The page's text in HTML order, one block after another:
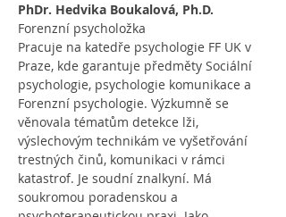
PhDr. Hedvika Boukalová, Ph.D.
Forenzní psycholožka
Pracuje na katedře psychologie FF UK v
Praze, kde garantuje předměty Sociální
psychologie, psychologie komunikace a
Forenzní psychologie. Výzkumně se
věnovala tématům detekce lži,
výslechovým technikám ve vyšetřování
trestných činů, komunikaci v rámci
katastrof. Je soudní znalkyní. Má
soukromou poradenskou a